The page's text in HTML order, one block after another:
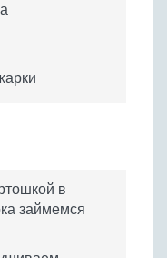
в
займемся